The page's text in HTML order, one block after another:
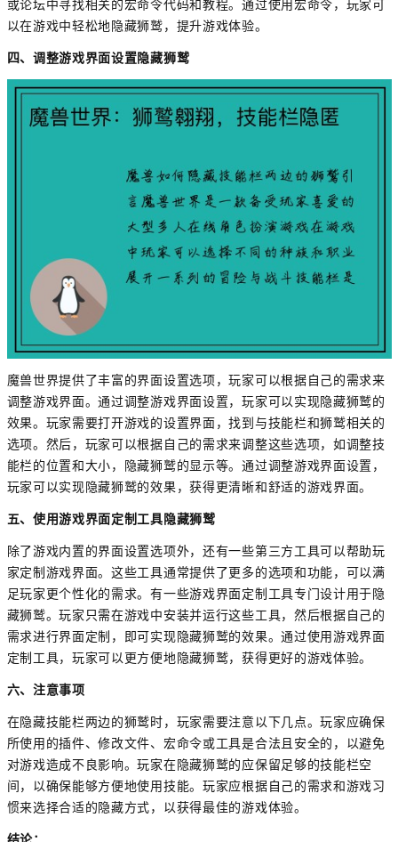
或论坛中寻找相关的宏命令代码和教程。通过使用宏命令，玩家可
以在游戏中轻松地隐藏狮鹫，提升游戏体验。
四、调整游戏界面设置隐藏狮鹫
魔兽世界提供了丰富的界面设置选项，玩家可以根据自己的需求来
调整游戏界面。通过调整游戏界面设置，玩家可以实现隐藏狮鹫的
效果。玩家需要打开游戏的设置界面，找到与技能栏和狮鹫相关的
选项。然后，玩家可以根据自己的需求来调整这些选项，如调整技
能栏的位置和大小，隐藏狮鹫的显示等。通过调整游戏界面设置，
玩家可以实现隐藏狮鹫的效果，获得更清晰和舒适的游戏界面。
五、使用游戏界面定制工具隐藏狮鹫
除了游戏内置的界面设置选项外，还有一些第三方工具可以帮助玩
家定制游戏界面。这些工具通常提供了更多的选项和功能，可以满
足玩家更个性化的需求。有一些游戏界面定制工具专门设计用于隐
藏狮鹫。玩家只需在游戏中安装并运行这些工具，然后根据自己的
需求进行界面定制，即可实现隐藏狮鹫的效果。通过使用游戏界面
定制工具，玩家可以更方便地隐藏狮鹫，获得更好的游戏体验。
六、注意事项
在隐藏技能栏两边的狮鹫时，玩家需要注意以下几点。玩家应确保
所使用的插件、修改文件、宏命令或工具是合法且安全的，以避免
对游戏造成不良影响。玩家在隐藏狮鹫的应保留足够的技能栏空
间，以确保能够方便地使用技能。玩家应根据自己的需求和游戏习
惯来选择合适的隐藏方式，以获得最佳的游戏体验。